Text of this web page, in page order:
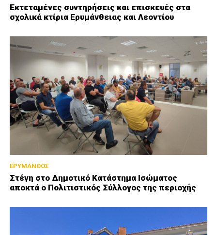
Εκτεταμένες συντηρήσεις και επισκευές στα
σχολικά κτίρια Ερυμάνθειας και Λεοντίου
ΕΡΥΜΑΝΘΟΣ
Στέγη στο Δημοτικό Κατάστημα Ισώματος
αποκτά ο Πολιτιστικός Σύλλογος της περιοχής